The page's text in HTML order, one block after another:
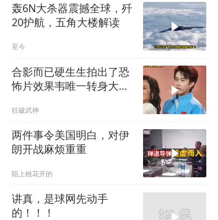
轰6N大杀器震撼全球，歼
20护航，五角大楼解读
至今
合影而已硬生生拍出了恐
怖片效果韦唯一转身大头
狂破武神
两件事令美国明白，对伊
朗开战麻烦重重
陌上桃花开的
讲真，是球网先动手
的！！！